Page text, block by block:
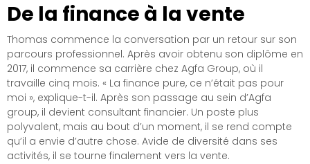
De la finance à la vente
Thomas commence la conversation par un retour sur son
parcours professionnel. Après avoir obtenu son diplôme en
2017, il commence sa carrière chez Agfa Group, où il
travaille cinq mois. « La finance pure, ce n’était pas pour
moi », explique-t-il. Après son passage au sein d’Agfa
group, il devient consultant financier. Un poste plus
polyvalent, mais au bout d’un moment, il se rend compte
qu’il a envie d’autre chose. Avide de diversité dans ses
activités, il se tourne finalement vers la vente.